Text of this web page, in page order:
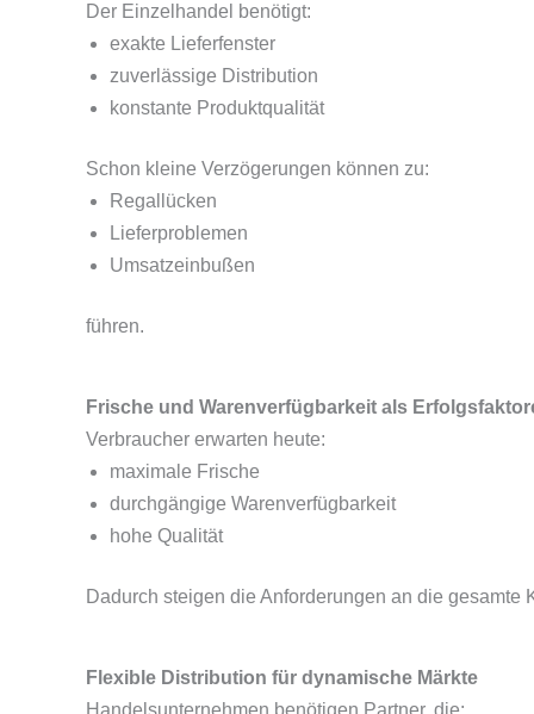
Der Einzelhandel benötigt:
exakte Lieferfenster
zuverlässige Distribution
konstante Produktqualität
Schon kleine Verzögerungen können zu:
Regallücken
Lieferproblemen
Umsatzeinbußen
führen.
Frische und Warenverfügbarkeit als
Verbraucher erwarten heute:
maximale Frische
durchgängige Warenverfügbarkeit
hohe Qualität
Dadurch steigen die Anforderungen an die gesamte
Flexible Distribution für dynamische Märkte
Handelsunternehmen benötigen Partner, die: